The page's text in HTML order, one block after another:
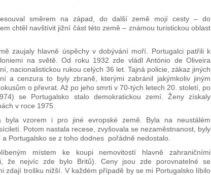
směrem na západ, do další země mojí cesty – do
chtěl navštívit jižní část této země – známou turistickou oblast
zaujaly hlavně úspěchy v dobývání moří. Portugalci patřili k
na světě. Od roku 1932 zde vládl António de Oliveira
nacionalistickou rukou celých 36 let. Tajná policie, zákaz jiných
a cenzura to byly zbraně, kterými zabránil jakýmkoliv jiným
o převrat. Až po jeho smrti v 70-tých letech 20. století, po
se Portugalsko stalo demokratickou zemí. Ženy získaly
v roce 1975.
byla vzorem i pro jiné evropské země. Byla na neustálém
Potom nastala recese, zvyšovala se nezaměstnanost, byly
Portugalsko se z toho dodnes pořádně nedostalo.
místem ke koupi nemovitostí hlavně zahraničními
že nejvíc zde bylo Britů). Ceny jsou zde porovnatelné se
zdají trošku nižší. V každém případě by se mi Portugalsko líbilo